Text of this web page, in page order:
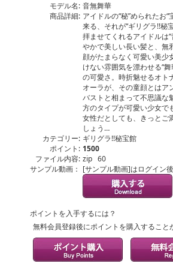
モデル名: 音無舞華
商品詳細: アイドルの“秘”められたお“
来る、それが“ギリグラ!!秘
拝ませてくれるアイドルは
やかで美しい長い髪と、無
顔がたまらなく可愛い美少
けない雰囲気を漂わせる“
の可愛さ。時折魅せるオト
オーラが、その童顔とはア
バストと相まって不思議な
方のタイプが可愛い少女で
女性だとしても、きっとご
しょう…
カテゴリー: ギリグラ!!秘宝館
ポイント: 1500
ファイル内容: zip 60
サンプル動画： [サンプル動画]はログイン
ポイントを入手するには？
無料会員登録後にポイントを購入すること